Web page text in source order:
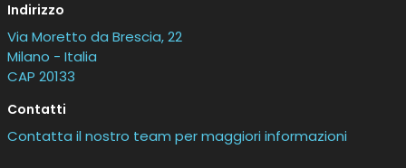
Indirizzo
Via Moretto da Brescia, 22
Milano - Italia
CAP 20133
Contatti
Contatta il nostro team per maggiori informazioni